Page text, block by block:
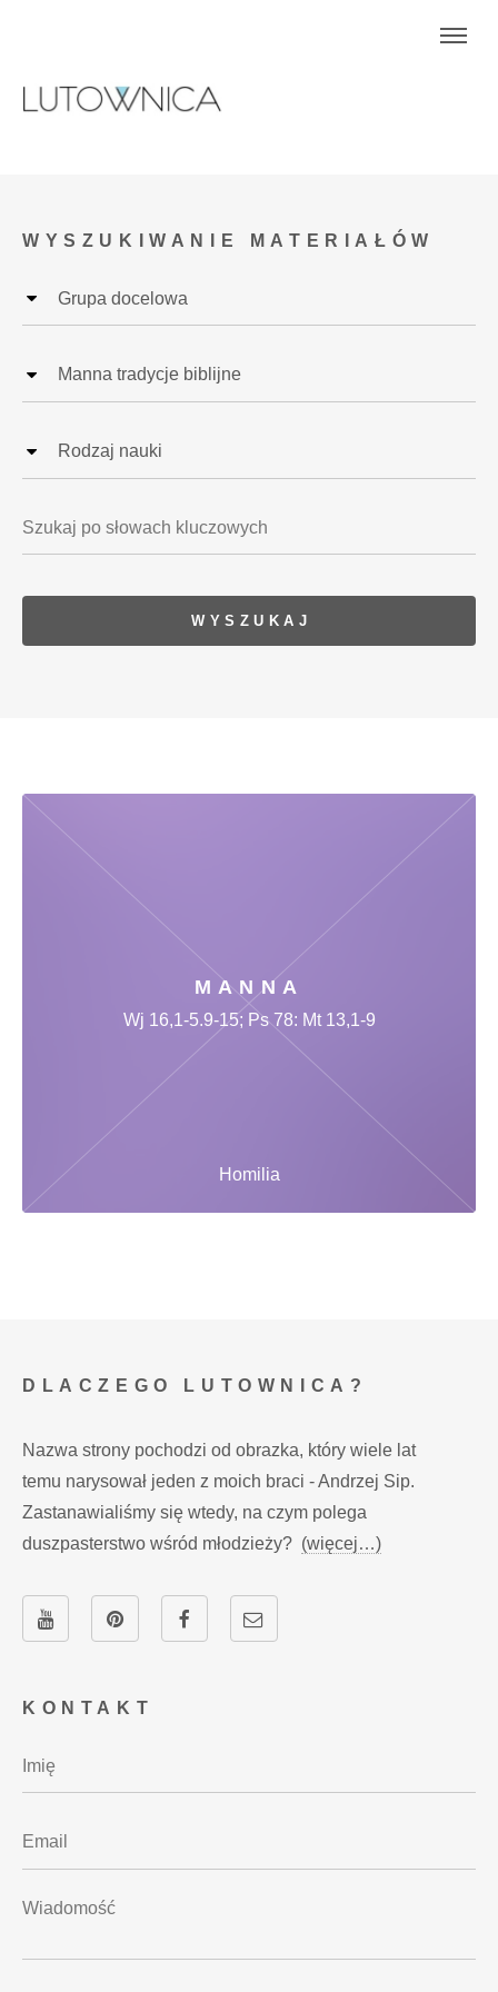
WYSZUKIWANIE MATERIAŁÓW
MANNA
Homilia
Wj 16,1-5.9-15; Ps 78: Mt 13,1-9
KONTAKT
DLACZEGO LUTOWNICA?
Nazwa strony pochodzi od obrazka, który wiele lat
temu narysował jeden z moich braci - Andrzej Sip.
Zastanawialiśmy się wtedy, na czym polega
duszpasterstwo wśród młodzieży? (więcej…)